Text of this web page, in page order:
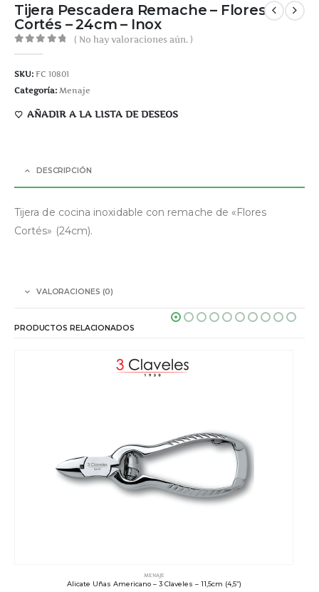
Tijera Pescadera Remache – Flores
Cortés – 24cm – Inox
( No hay valoraciones aún. )
SKU: FC 10801
Categoría: Menaje
AÑADIR A LA LISTA DE DESEOS
DESCRIPCIÓN
Tijera de cocina inoxidable con remache de «Flores
Cortés» (24cm).
VALORACIONES (0)
PRODUCTOS RELACIONADOS
MENAJE
Alicate Uñas Americano – 3 Claveles – 11,5cm (4,5”)